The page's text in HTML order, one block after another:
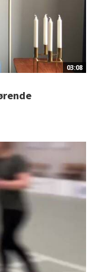
03:08